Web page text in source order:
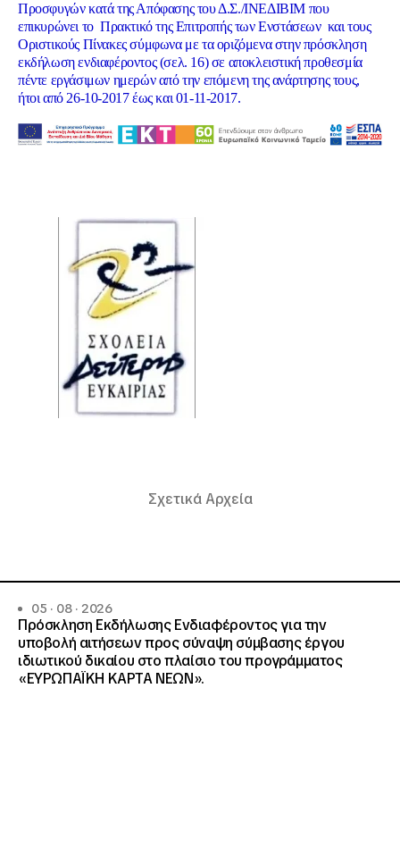
Προσφυγών κατά της Απόφασης του Δ.Σ./ΙΝΕΔΙΒΙΜ που
επικυρώνει το Πρακτικό της Επιτροπής των Ενστάσεων και τους
Οριστικούς Πίνακες σύμφωνα με τα οριζόμενα στην πρόσκληση
εκδήλωση ενδιαφέροντος (σελ. 16) σε αποκλειστική προθεσμία
πέντε εργάσιμων ημερών από την επόμενη της ανάρτησης τους,
ήτοι από 26-10-2017 έως και 01-11-2017.
Σχετικά Αρχεία
05 · 08 · 2026
Πρόσκληση Εκδήλωσης Ενδιαφέροντος για την
υποβολή αιτήσεων προς σύναψη σύμβασης έργου
ιδιωτικού δικαίου στο πλαίσιο του προγράμματος
«ΕΥΡΩΠΑΪΚΗ ΚΑΡΤΑ ΝΕΩΝ».